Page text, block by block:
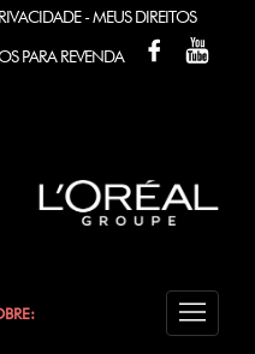
- MEUS DIREITOS
PARA REVENDA
FACEBOOK